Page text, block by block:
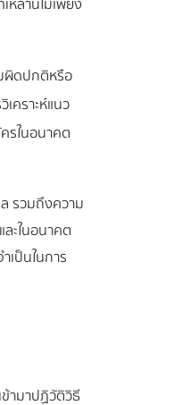
ผิดปกติหรือ
คราะห์แนว
รในอนาคต
รวมถึงความ
ะในอนาคต
เป็นในการ
ามาปฏิวัติวิธี